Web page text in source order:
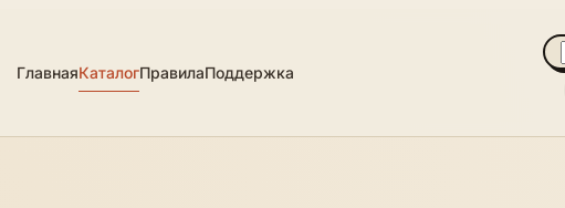
ГлавнаяКаталогПравилаПоддержка